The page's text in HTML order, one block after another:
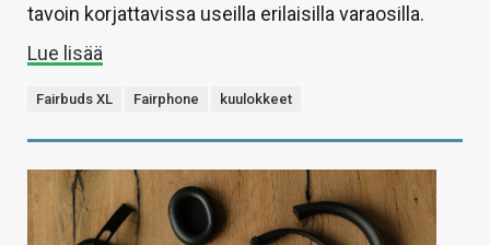
tavoin korjattavissa useilla erilaisilla varaosilla.
Lue lisää
Fairbuds XL Fairphone kuulokkeet